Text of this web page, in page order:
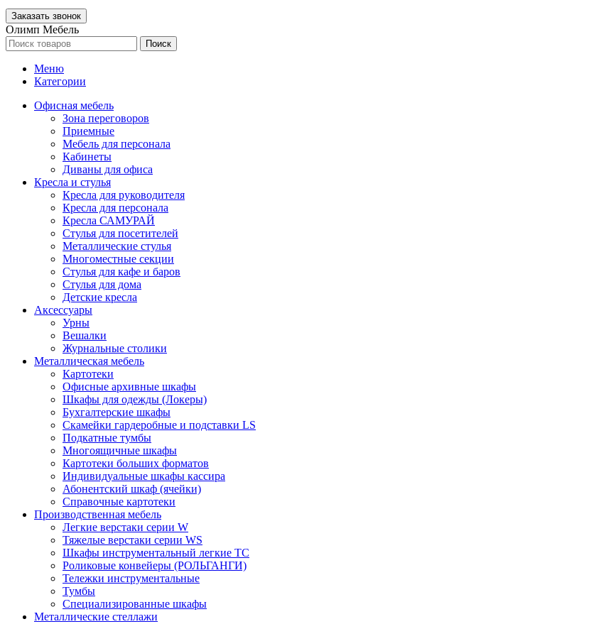
Олимп Мебель
Поиск
Меню
Категории
Офисная мебель
Зона переговоров
Приемные
Мебель для персонала
Кабинеты
Диваны для офиса
Кресла и стулья
Кресла для руководителя
Кресла для персонала
Кресла САМУРАЙ
Стулья для посетителей
Металлические стулья
Многоместные секции
Стулья для кафе и баров
Стулья для дома
Детские кресла
Аксессуары
Урны
Вешалки
Журнальные столики
Металлическая мебель
Картотеки
Офисные архивные шкафы
Шкафы для одежды (Локеры)
Бухгалтерские шкафы
Скамейки гардеробные и подставки LS
Подкатные тумбы
Многоящичные шкафы
Картотеки больших форматов
Индивидуальные шкафы кассира
Абонентский шкаф (ячейки)
Справочные картотеки
Производственная мебель
Легкие верстаки серии W
Тяжелые верстаки серии WS
Шкафы инструментальный легкие ТС
Роликовые конвейеры (РОЛЬГАНГИ)
Тележки инструментальные
Тумбы
Специализированные шкафы
Металлические стеллажи